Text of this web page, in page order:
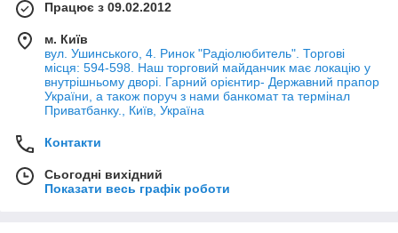
Працює з 09.02.2012
м. Київ
вул. Ушинського, 4. Ринок "Радіолюбитель". Торгові
місця: 594-598. Наш торговий майданчик має локацію у
внутрішньому дворі. Гарний орієнтир- Державний прапор
України, а також поруч з нами банкомат та термінал
Приватбанку., Київ, Україна
Контакти
Сьогодні вихідний
Показати весь графік роботи